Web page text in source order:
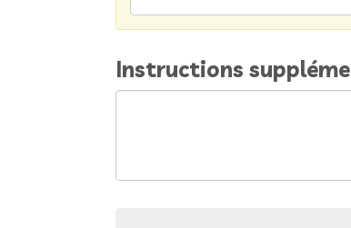
Instructions